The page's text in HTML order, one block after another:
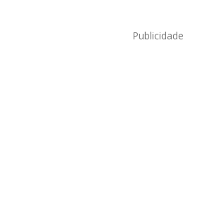
Publicidade